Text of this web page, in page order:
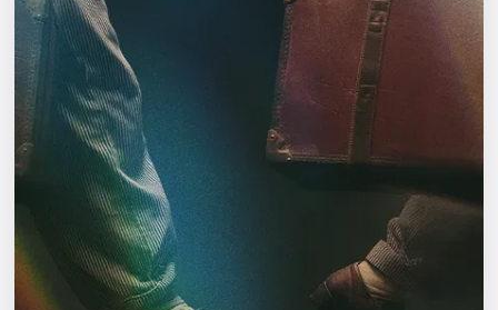
События
Города
Площадки
Артисты
Рейтинги